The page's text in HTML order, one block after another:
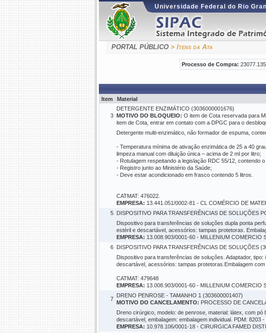
Universidade Federal do Rio
PORTAL PÚBLICO > Itens da Ata
Processo de Compra:
Item
Material
3
DETERGENTE ENZIMÁTICO (3036000001676)
MOTIVO DO BLOQUEIO: O item de Cota reservada para
item de Cota, entrar em contato com a DPGC para o
Detergente multi-enzimático, não formador de espuma,
- Temperatura mínima de ativação enzimática de 25 a 40
limpeza manual com diluição única – acima de 2 ml por litro;
- Rotulagem respeitando a legislação RDC 55/12, contendo
- Registro junto ao Ministério da Saúde;
- Deve estar acondicionado em frasco contendo 5 litros.
CATMAT: 476022.
EMPRESA: 13.441.051/0002-81 - CL COMÉRCIO DE
5 DISPOSITIVO PARA TRANSFERÊNCIAS DE SOLUÇÕES
Dispositivo para transferências de soluções dupla ponta
estéril e descartável, acessórios: tampas protetoras.
EMPRESA: 13.008.903/0001-60 - MILLENIUM COMERCIO
6 DISPOSITIVO PARA TRANSFERÊNCIAS DE SOLUÇÕES
Dispositivo para transferências de soluções. Adaptador,
descartável, acessórios: tampas protetoras.Embalagem
CATMAT: 479648
EMPRESA: 13.008.903/0001-60 - MILLENIUM COMERCIO
7
DRENO PENROSE - TAMANHO 1 (303600001407)
MOTIVO DO CANCELAMENTO: PROCESSO DE
Dreno cirúrgico, modelo: de penrose, material: látex, com
descartável, embalagem: embalagem individual. PDM: 8203 -
EMPRESA: 10.978.106/0001-18 - CIRURGICA FAMED